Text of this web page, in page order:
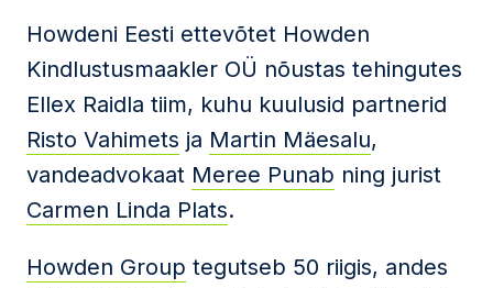
Howdeni Eesti ettevõtet Howden
Kindlustusmaakler OÜ nõustas tehingutes
Ellex Raidla tiim, kuhu kuulusid partnerid
Risto Vahimets ja Martin Mäesalu,
vandeadvokaat Meree Punab ning jurist
Carmen Linda Plats.
Howden Group tegutseb 50 riigis, andes